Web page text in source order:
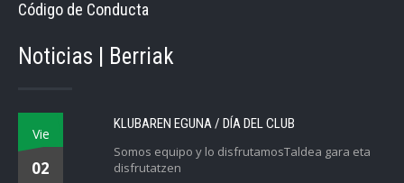
Código de Conducta
Noticias | Berriak
Vie
02
KLUBAREN EGUNA / DÍA DEL CLUB
Somos equipo y lo disfrutamosTaldea gara eta
disfrutatzen